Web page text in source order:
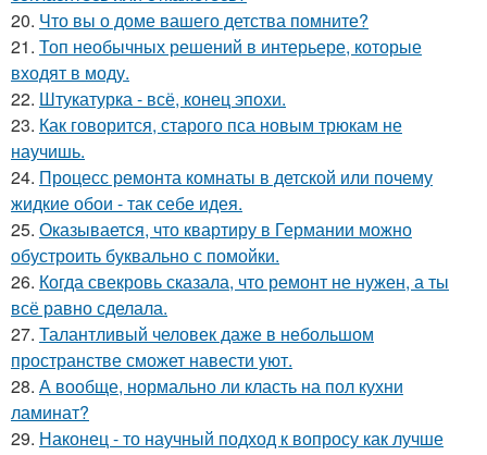
20. Что вы о доме вашего детства помните?
21. Топ необычных решений в интерьере, которые
входят в моду.
22. Штукатурка - всё, конец эпохи.
23. Как говорится, старого пса новым трюкам не
научишь.
24. Процесс ремонта комнаты в детской или почему
жидкие обои - так себе идея.
25. Оказывается, что квартиру в Германии можно
обустроить буквально с помойки.
26. Когда свекровь сказала, что ремонт не нужен, а ты
всё равно сделала.
27. Талантливый человек даже в небольшом
пространстве сможет навести уют.
28. А вообще, нормально ли класть на пол кухни
ламинат?
29. Наконец - то научный подход к вопросу как лучше